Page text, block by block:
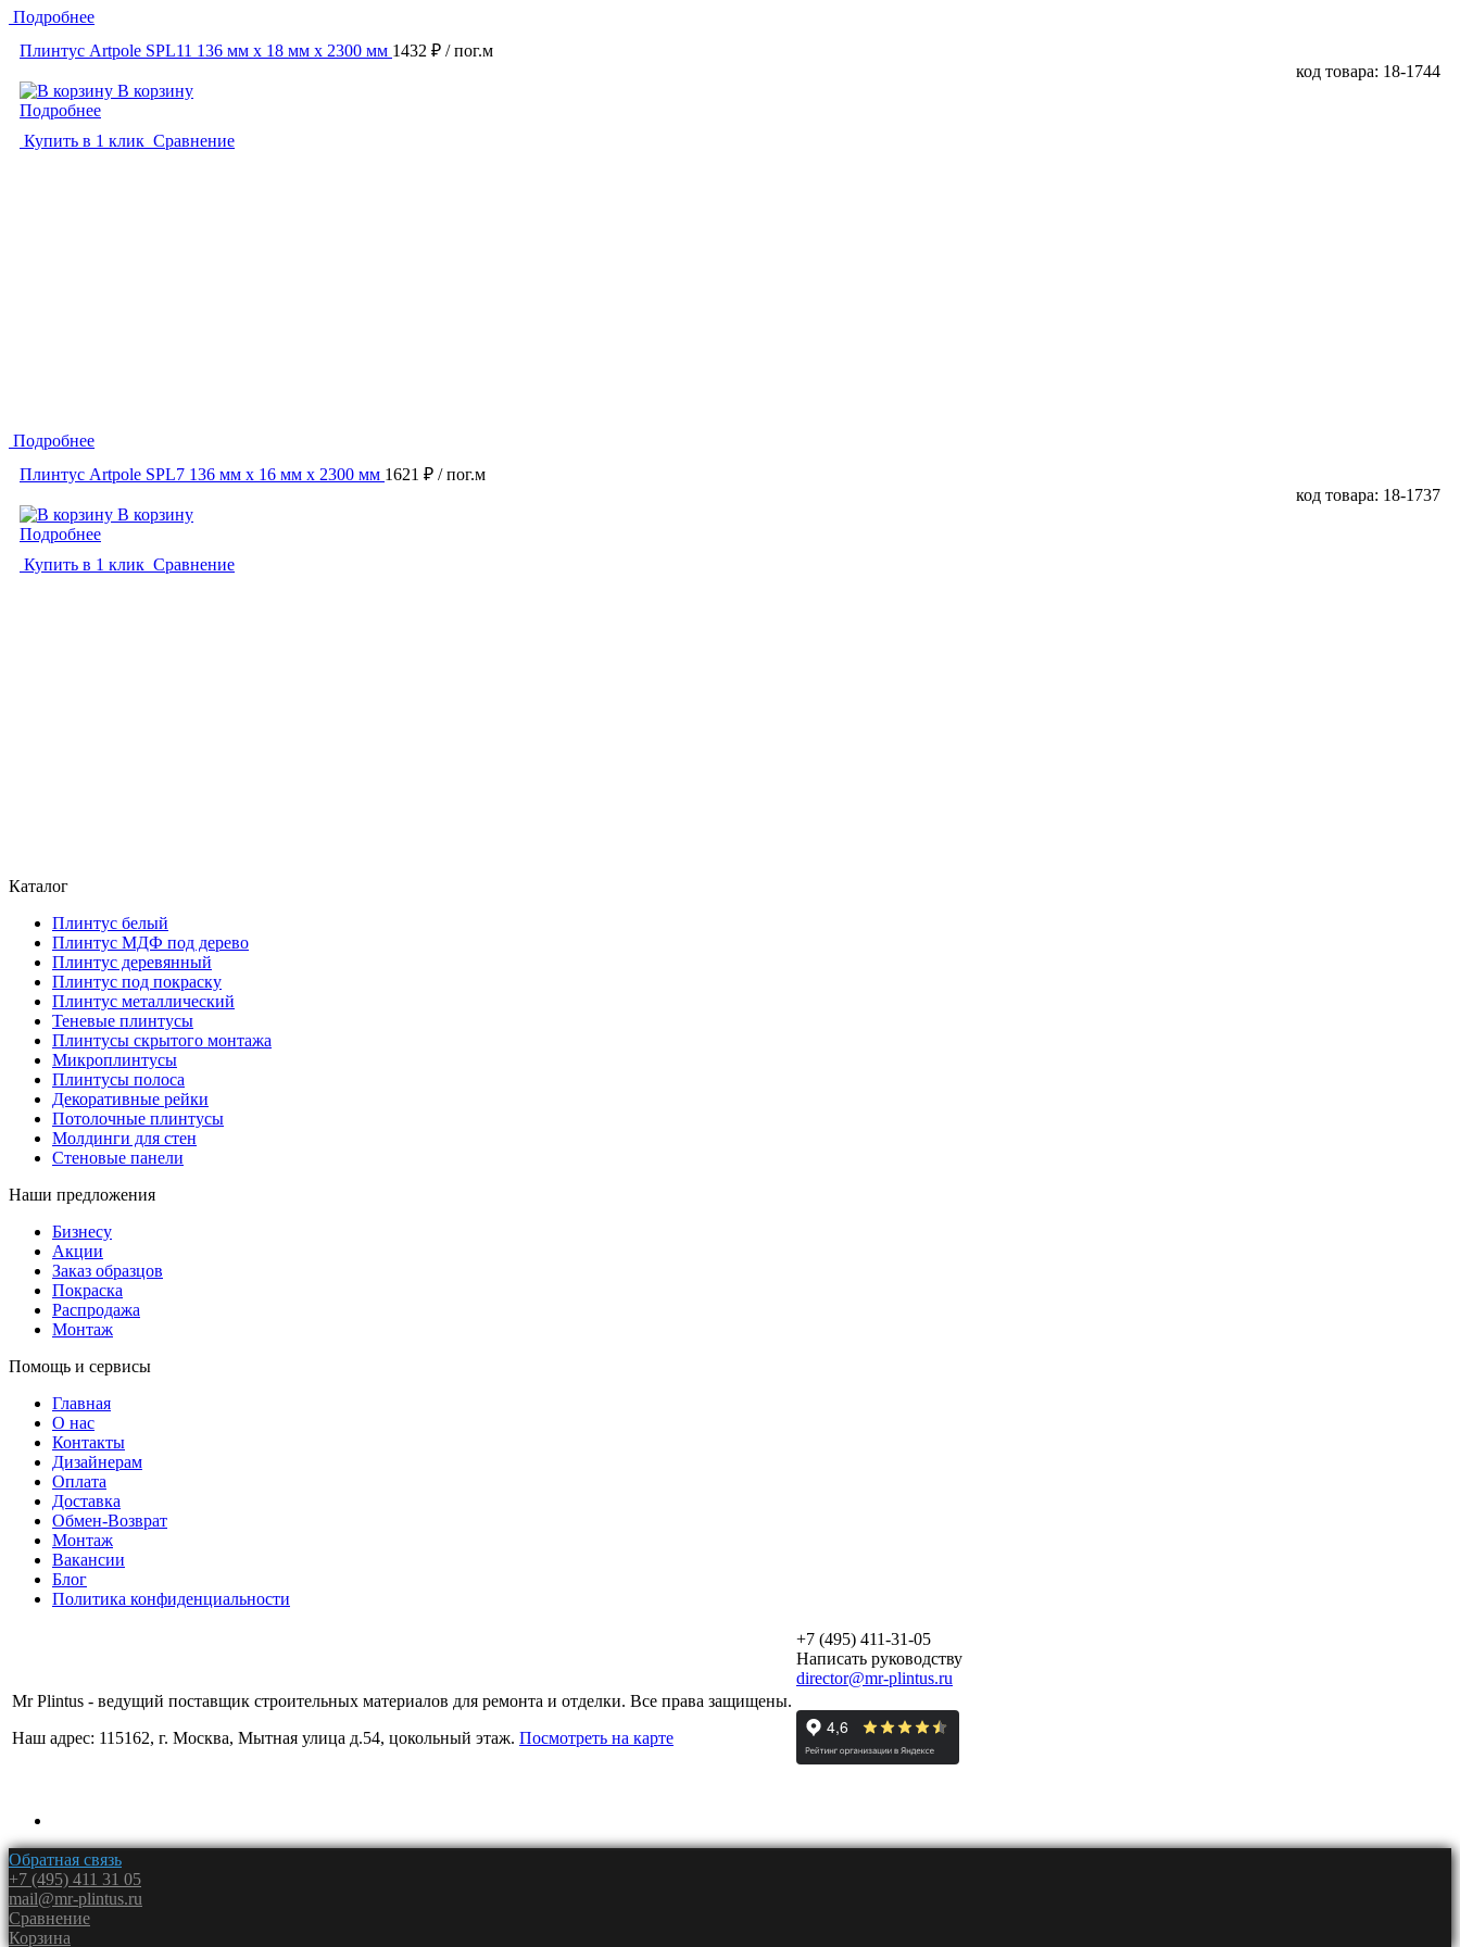
Подробнее
Плинтус Artpole SPL11 136 мм х 18 мм х 2300 мм 1432 ₽ / пог.м
код товара: 18-1744
В корзину
Подробнее
Купить в 1 клик Сравнение
Подробнее
Плинтус Artpole SPL7 136 мм х 16 мм х 2300 мм 1621 ₽ / пог.м
код товара: 18-1737
В корзину
Подробнее
Купить в 1 клик Сравнение
Каталог
Плинтус белый
Плинтус МДФ под дерево
Плинтус деревянный
Плинтус под покраску
Плинтус металлический
Теневые плинтусы
Плинтусы скрытого монтажа
Микроплинтусы
Плинтусы полоса
Декоративные рейки
Потолочные плинтусы
Молдинги для стен
Стеновые панели
Наши предложения
Бизнесу
Акции
Заказ образцов
Покраска
Распродажа
Монтаж
Помощь и сервисы
Главная
О нас
Контакты
Дизайнерам
Оплата
Доставка
Обмен-Возврат
Монтаж
Вакансии
Блог
Политика конфиденциальности
Mr Plintus - ведущий поставщик строительных материалов для ремонта и отделки. Все права защищены.
Наш адрес: 115162, г. Москва, Мытная улица д.54, цокольный этаж. Посмотреть на карте
+7 (495) 411-31-05
Написать руководству
director@mr-plintus.ru
Обратная связь
+7 (495) 411 31 05
mail@mr-plintus.ru
Сравнение
Корзина